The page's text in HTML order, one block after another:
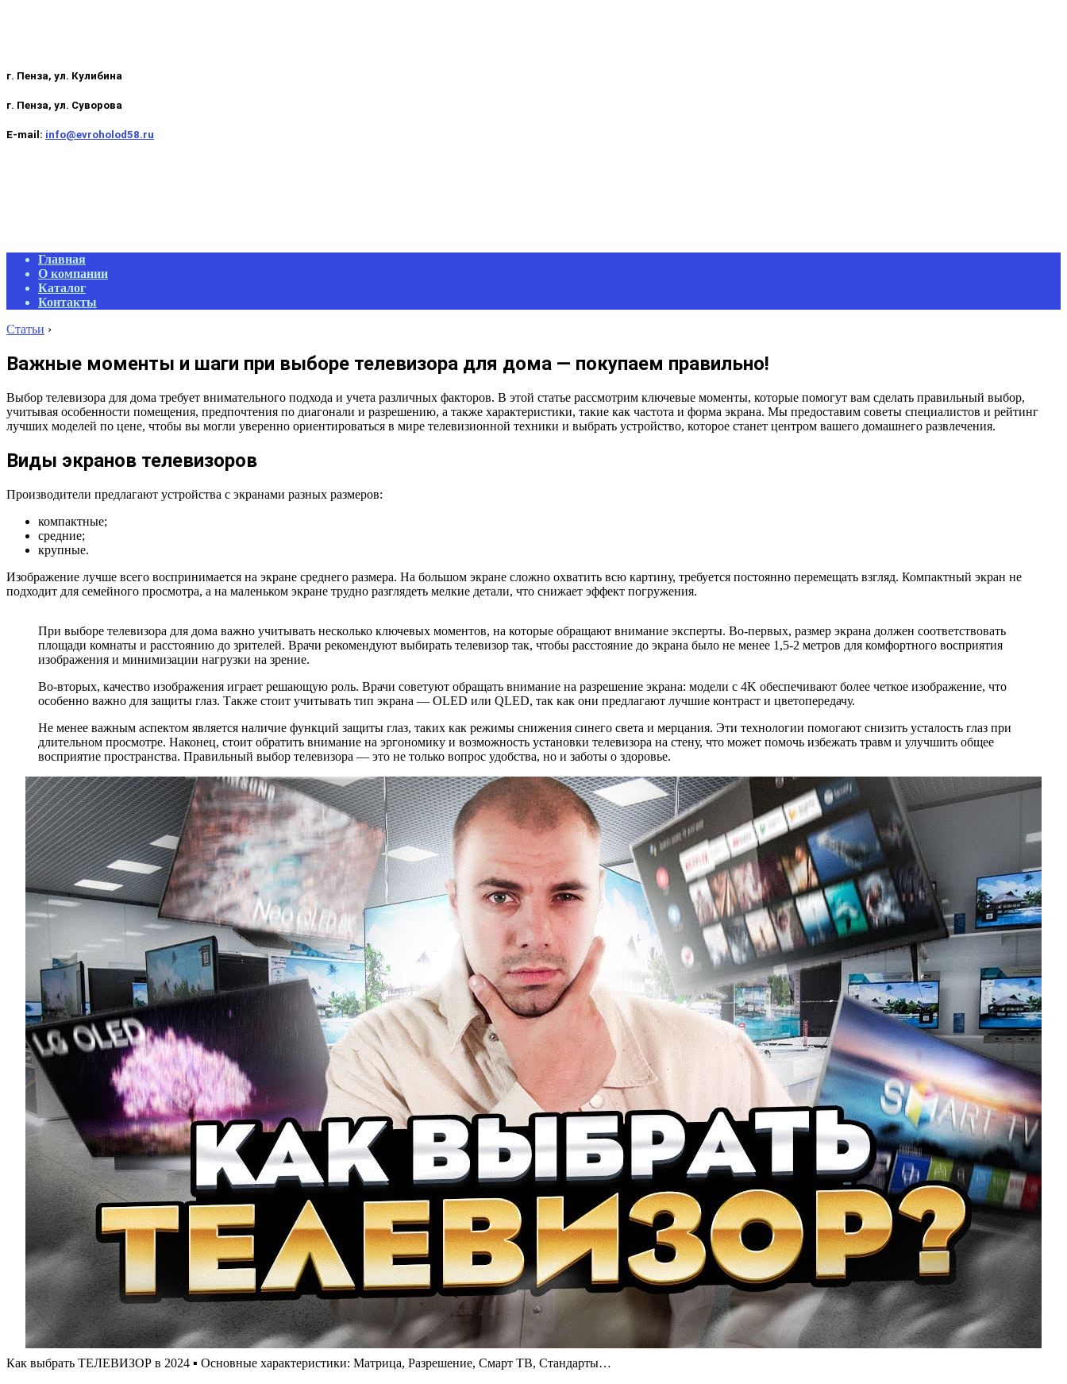
г. Пенза, ул. Кулибина
г. Пенза, ул. Суворова
E-mail: info@evroholod58.ru
Primary
Navigation
Menu
Главная
О компании
Каталог
Контакты
Статьи ›
Важные моменты и шаги при выборе телевизора для дома — покупаем правильно!
Выбор телевизора для дома требует внимательного подхода и учета различных факторов. В этой статье рассмотрим ключевые моменты, которые помогут вам сделать правильный выбор,
учитывая особенности помещения, предпочтения по диагонали и разрешению, а также характеристики, такие как частота и форма экрана. Мы предоставим советы специалистов и рейтинг
лучших моделей по цене, чтобы вы могли уверенно ориентироваться в мире телевизионной техники и выбрать устройство, которое станет центром вашего домашнего развлечения.
Виды экранов телевизоров
Производители предлагают устройства с экранами разных размеров:
компактные;
средние;
крупные.
Изображение лучше всего воспринимается на экране среднего размера. На большом экране сложно охватить всю картину, требуется постоянно перемещать взгляд. Компактный экран не
подходит для семейного просмотра, а на маленьком экране трудно разглядеть мелкие детали, что снижает эффект погружения.
При выборе телевизора для дома важно учитывать несколько ключевых моментов, на которые обращают внимание эксперты. Во-первых, размер экрана должен соответствовать
площади комнаты и расстоянию до зрителей. Врачи рекомендуют выбирать телевизор так, чтобы расстояние до экрана было не менее 1,5-2 метров для комфортного восприятия
изображения и минимизации нагрузки на зрение.
Во-вторых, качество изображения играет решающую роль. Врачи советуют обращать внимание на разрешение экрана: модели с 4K обеспечивают более четкое изображение, что
особенно важно для защиты глаз. Также стоит учитывать тип экрана — OLED или QLED, так как они предлагают лучшие контраст и цветопередачу.
Не менее важным аспектом является наличие функций защиты глаз, таких как режимы снижения синего света и мерцания. Эти технологии помогают снизить усталость глаз при
длительном просмотре. Наконец, стоит обратить внимание на эргономику и возможность установки телевизора на стену, что может помочь избежать травм и улучшить общее
восприятие пространства. Правильный выбор телевизора — это не только вопрос удобства, но и заботы о здоровье.
Как выбрать ТЕЛЕВИЗОР в 2024 ▪️ Основные характеристики: Матрица, Разрешение, Смарт ТВ, Стандарты…